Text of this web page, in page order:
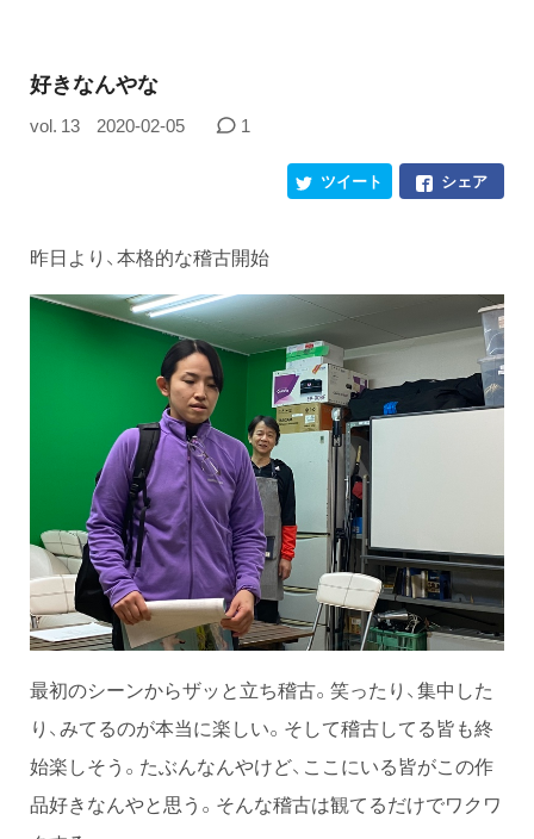
好きなんやな
vol. 13 2020-02-05 1
シェア
ツイート
昨日より、本格的な稽古開始
最初のシーンからザッと立ち稽古。笑ったり、集中した
り、みてるのが本当に楽しい。そして稽古してる皆も終
始楽しそう。たぶんなんやけど、ここにいる皆がこの作
品好きなんやと思う。そんな稽古は観てるだけでワクワ